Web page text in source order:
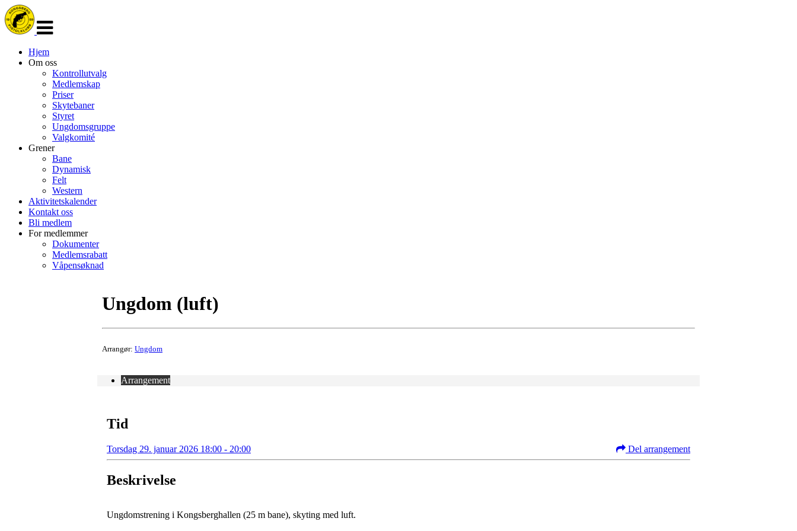
navigasjon
Hjem
Om oss
Kontrollutvalg
Medlemskap
Priser
Skytebaner
Styret
Ungdomsgruppe
Valgkomité
Grener
Bane
Dynamisk
Felt
Western
Aktivitetskalender
Kontakt oss
Bli medlem
For medlemmer
Dokumenter
Medlemsrabatt
Våpensøknad
Ungdom (luft)
Arrangør: Ungdom
Arrangement
Tid
Torsdag 29. januar 2026 18:00 - 20:00 Del arrangement
Beskrivelse
Ungdomstrening i Kongsberghallen (25 m bane), skyting med luft.